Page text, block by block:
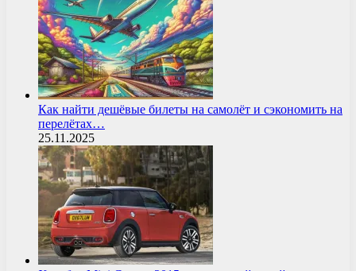
Как найти дешёвые билеты на самолёт и сэкономить на
перелётах…
25.11.2025